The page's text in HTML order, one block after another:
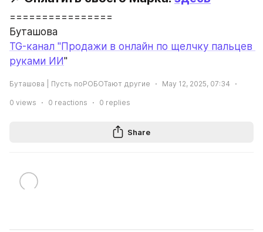
================
Буташова
TG-канал "Продажи в онлайн по щелчку пальцев
руками ИИ"
Буташова | Пусть поРОБОТают другие May 12, 2025, 07:34
0 views 0 reactions 0 replies
Share